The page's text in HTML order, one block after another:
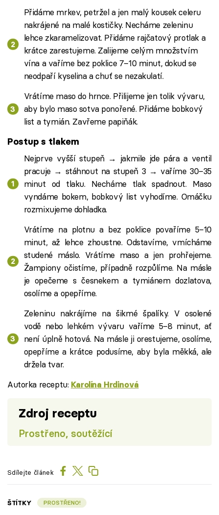
Přidáme mrkev, petržel a jen malý kousek celeru
nakrájené na malé kostičky. Necháme zeleninu
lehce zkaramelizovat. Přidáme rajčatový protlak a
krátce zarestujeme. Zalijeme celým množstvím
vína a vaříme bez poklice 7–10 minut, dokud se
neodpaří kyselina a chuť se nezakulatí.
Vrátíme maso do hrnce. Přilijeme jen tolik vývaru,
aby bylo maso sotva ponořené. Přidáme bobkový
list a tymián. Zavřeme papiňák.
Postup s tlakem
Nejprve vyšší stupeň → jakmile jde pára a ventil
pracuje → stáhnout na stupeň 3 → vaříme 30–35
minut od tlaku. Necháme tlak spadnout. Maso
vyndáme bokem, bobkový list vyhodíme. Omáčku
rozmixujeme dohladka.
Vrátíme na plotnu a bez poklice povaříme 5–10
minut, až lehce zhoustne. Odstavíme, vmícháme
studené máslo. Vrátíme maso a jen prohřejeme.
Žampiony očistíme, případně rozpůlíme. Na másle
je opečeme s česnekem a tymiánem dozlatova,
osolíme a opepříme.
Zeleninu nakrájíme na šikmé špalíky. V osolené
vodě nebo lehkém vývaru vaříme 5–8 minut, ať
není úplně hotová. Na másle ji orestujeme, osolíme,
opepříme a krátce podusíme, aby byla měkká, ale
držela tvar.
Autorka receptu: Karolína Hrdinová
Zdroj receptu
Prostřeno, soutěžící
Sdílejte článek
ŠTÍTKY PROSTŘENO!